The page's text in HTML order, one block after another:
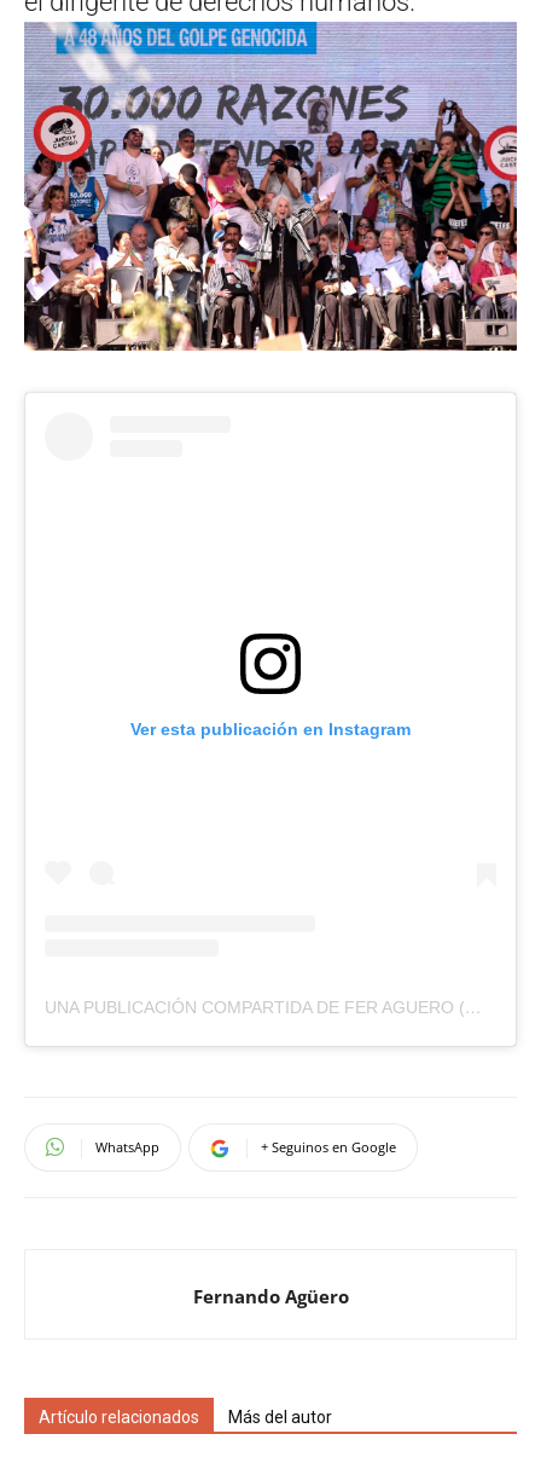
Ver esta publicación en Instagram
UNA PUBLICACIÓN COMPARTIDA DE FER AGUERO (@FGAGUERO)
WhatsApp + Seguinos en Google
Fernando Agüero
Artículo relacionados Más del autor